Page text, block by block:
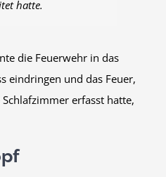
hatte.
die Feuerwehr in das
eindringen und das Feuer,
erfasst hatte,